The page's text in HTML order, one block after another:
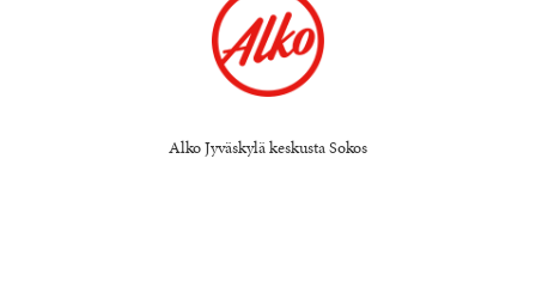
Alko Jyväskylä keskusta Sokos